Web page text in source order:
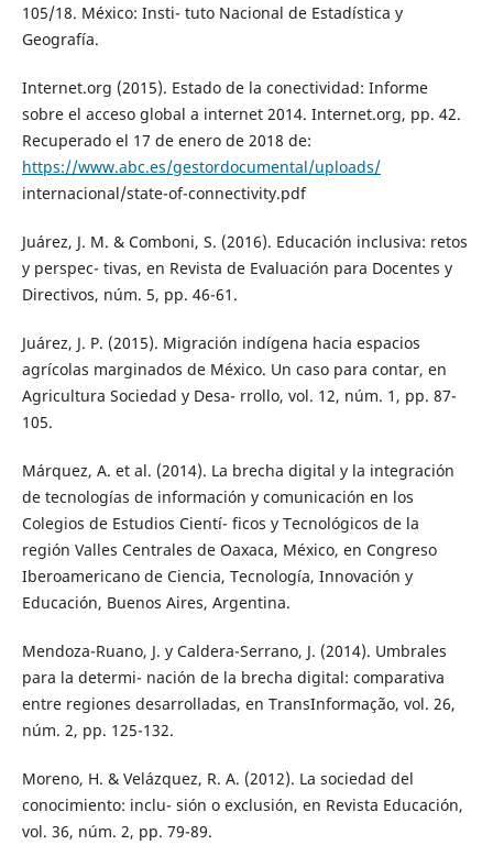
105/18. México: Insti- tuto Nacional de Estadística y
Geografía.
Internet.org (2015). Estado de la conectividad: Informe
sobre el acceso global a internet 2014. Internet.org, pp. 42.
Recuperado el 17 de enero de 2018 de:
https://www.abc.es/gestordocumental/uploads/
internacional/state-of-connectivity.pdf
Juárez, J. M. & Comboni, S. (2016). Educación inclusiva: retos
y perspec- tivas, en Revista de Evaluación para Docentes y
Directivos, núm. 5, pp. 46-61.
Juárez, J. P. (2015). Migración indígena hacia espacios
agrícolas marginados de México. Un caso para contar, en
Agricultura Sociedad y Desa- rrollo, vol. 12, núm. 1, pp. 87-
105.
Márquez, A. et al. (2014). La brecha digital y la integración
de tecnologías de información y comunicación en los
Colegios de Estudios Cientí- ficos y Tecnológicos de la
región Valles Centrales de Oaxaca, México, en Congreso
Iberoamericano de Ciencia, Tecnología, Innovación y
Educación, Buenos Aires, Argentina.
Mendoza-Ruano, J. y Caldera-Serrano, J. (2014). Umbrales
para la determi- nación de la brecha digital: comparativa
entre regiones desarrolladas, en TransInformação, vol. 26,
núm. 2, pp. 125-132.
Moreno, H. & Velázquez, R. A. (2012). La sociedad del
conocimiento: inclu- sión o exclusión, en Revista Educación,
vol. 36, núm. 2, pp. 79-89.